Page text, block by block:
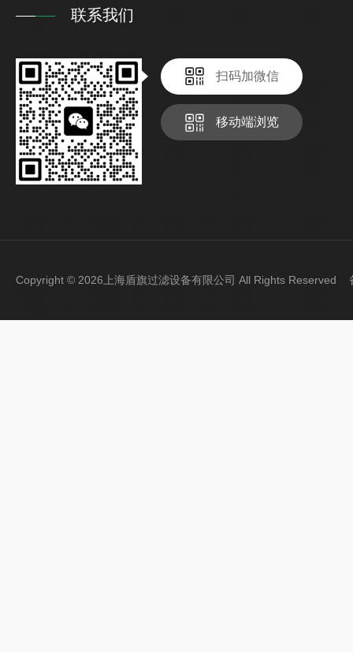
联系我们
扫码加微信
移动端浏览
Copyright © 2026上海盾旗过滤设备有限公司 All Rights Reserved